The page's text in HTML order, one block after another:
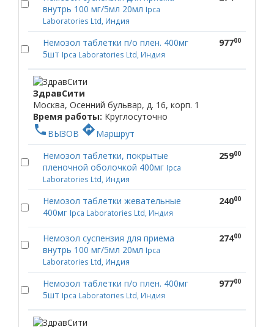
внутрь 100 мг/5мл 20мл Ipca
Laboratories Ltd, Индия
Немозол таблетки п/о плен. 400мг
5шт Ipca Laboratories Ltd, Индия
97700
ЗдравСити
Москва, Осенний бульвар, д. 16, корп. 1
Время работы: Круглосуточно
phone ВЫЗОВ directionsМаршрут
Немозол таблетки, покрытые
пленочной оболочкой 400мг Ipca
Laboratories Ltd, Индия
25900
Немозол таблетки жевательные
400мг Ipca Laboratories Ltd, Индия
24000
Немозол суспензия для приема
внутрь 100 мг/5мл 20мл Ipca
Laboratories Ltd, Индия
27400
Немозол таблетки п/о плен. 400мг
5шт Ipca Laboratories Ltd, Индия
97700